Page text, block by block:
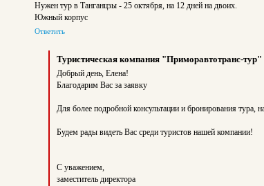
Нужен тур в Танганцзы - 25 октября, на 12 дней на двоих.
Южный корпус
Ответить
Туристическая компания "Приморавтотранс-тур"
Добрый день, Елена!
Благодарим Вас за заявку
Для более подробной консультации и бронирования
Будем рады видеть Вас среди туристов нашей компании!
С уважением,
заместитель директора